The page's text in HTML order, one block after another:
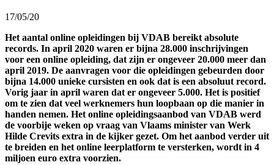
17/05/20
Het aantal online opleidingen bij VDAB bereikt absolute
records. In april 2020 waren er bijna 28.000 inschrijvingen
voor een online opleiding, dat zijn er ongeveer 20.000 meer dan
april 2019. De aanvragen voor die opleidingen gebeurden door
bijna 14.000 unieke cursisten en ook dat is een absoluut record.
Vorig jaar in april waren dat er ongeveer 5.000. Het is positief
om te zien dat veel werknemers hun loopbaan op die manier in
handen nemen. Het online opleidingsaanbod van VDAB werd
de voorbije weken op vraag van Vlaams minister van Werk
Hilde Crevits extra in de kijker gezet. Om het aanbod verder uit
te breiden en het online leerplatform te versterken, wordt in 4
miljoen euro extra voorzien.